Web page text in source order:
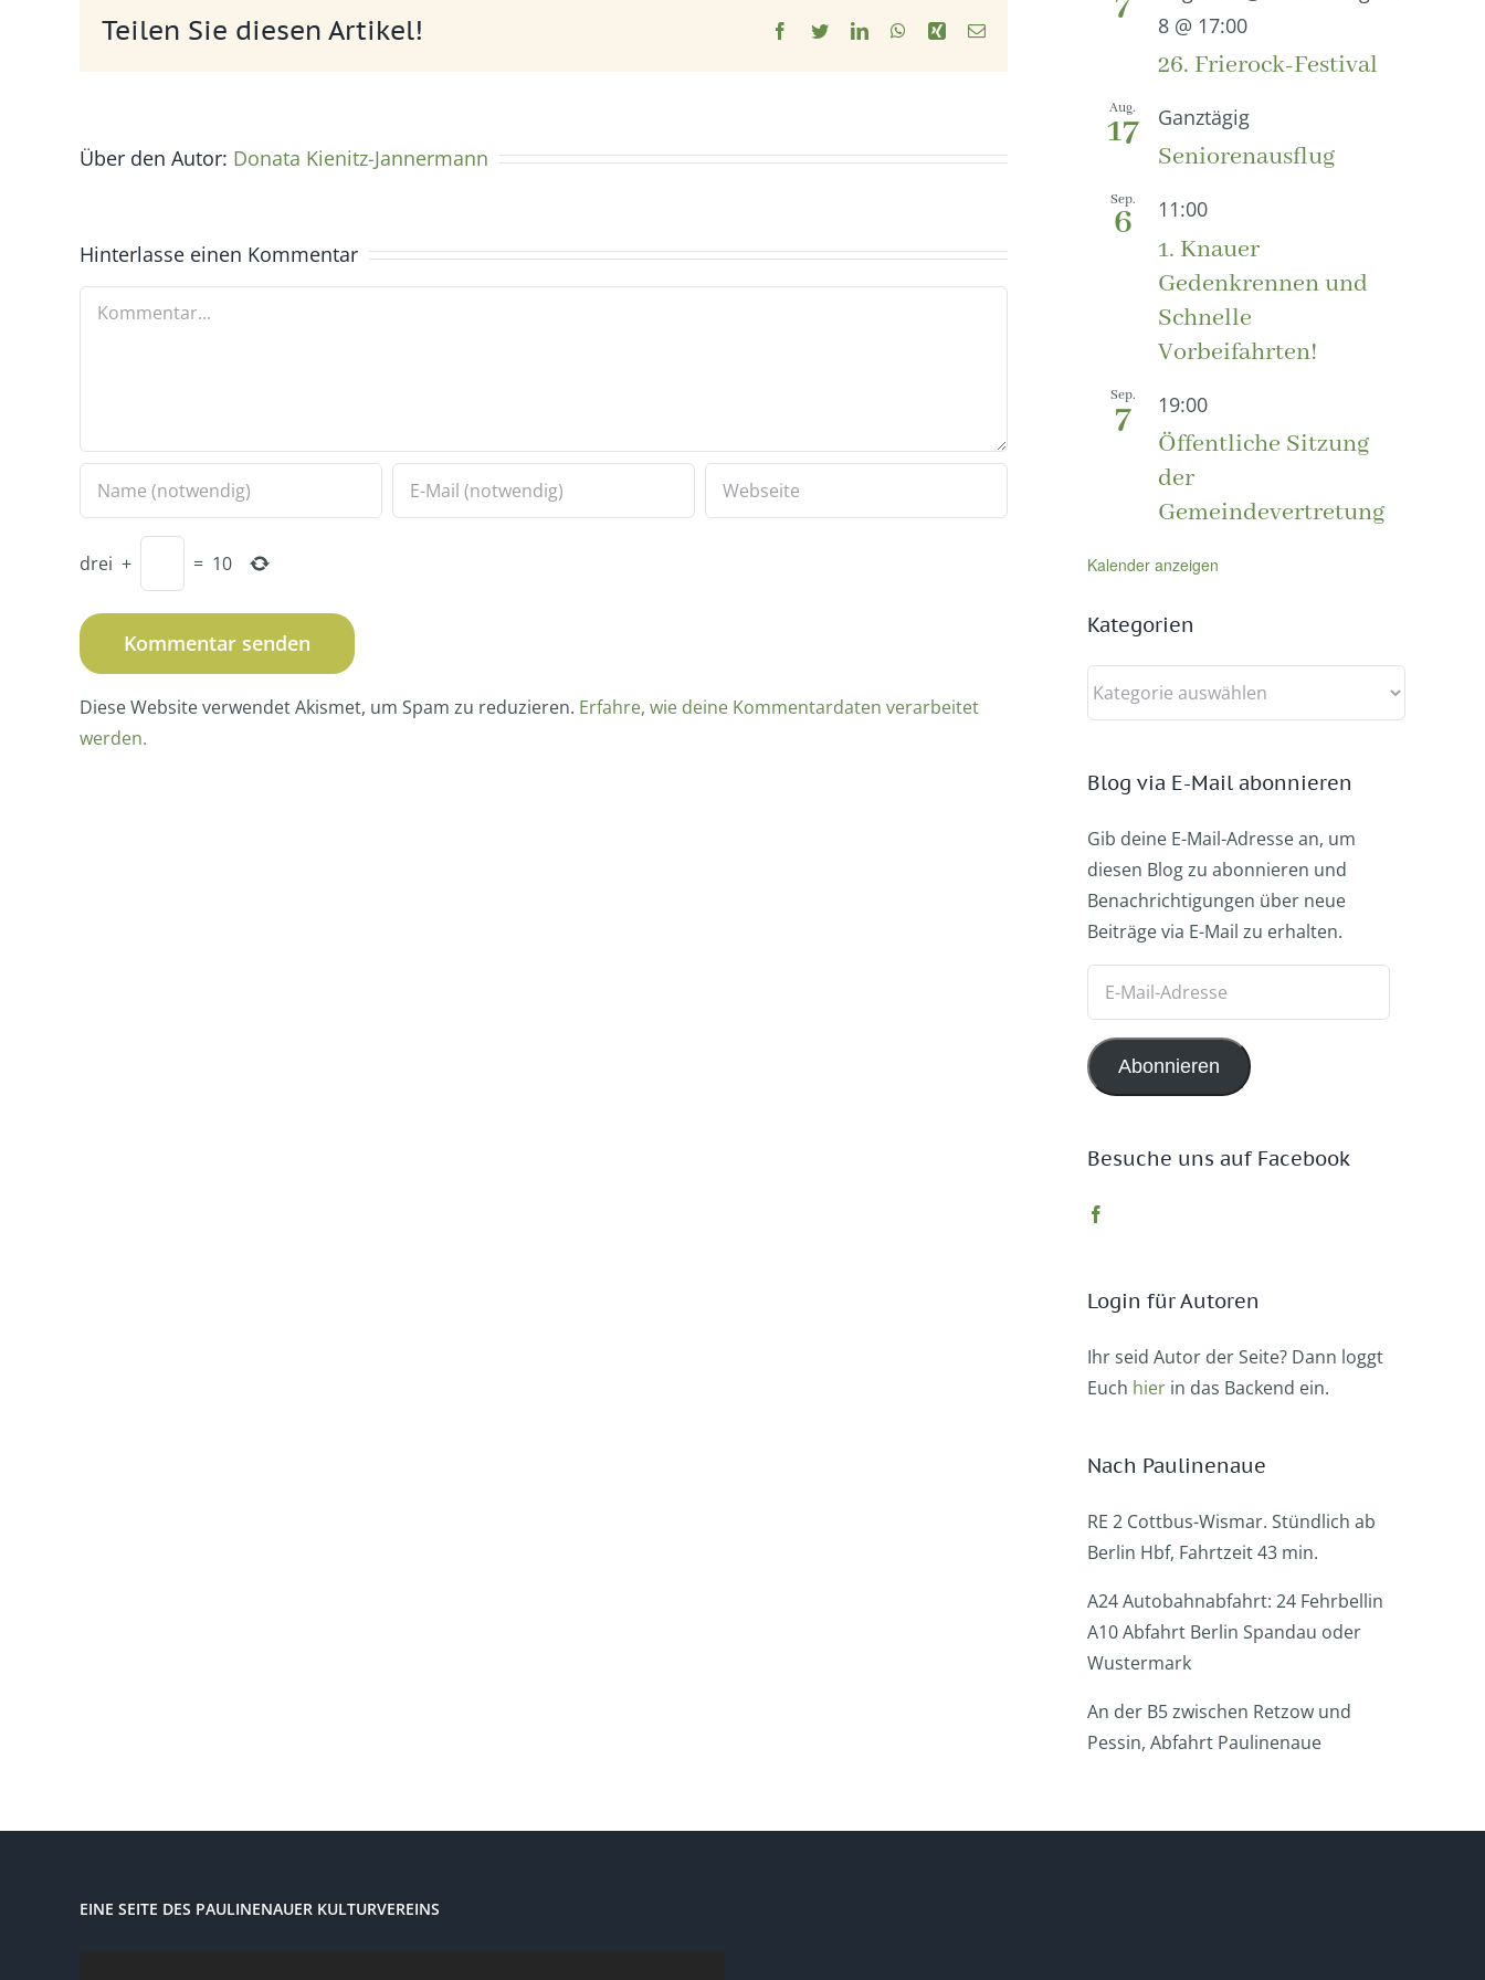
Teilen Sie diesen Artikel! Facebook
TwitterLinkedInWhatsApp
Xing E-
Über den Autor: Donata Kienitz-Jannermann
Hinterlasse einen Kommentar
Kommentar
drei + = 10
Diese Website verwendet Akismet, um Spam zu reduzieren. Erfahre, wie deine Kommentardaten verarbeitet
werden.
8 @ 17:00
26. Frierock-Festival
Aug.
17 Ganztägig
Seniorenausflug
Sep.
6 11:00
1. Knauer
Gedenkrennen und
Schnelle
Vorbeifahrten!
Sep.
7 19:00
Öffentliche Sitzung
der
Gemeindevertretung
Kalender anzeigen
Kategorien
Kategorien
Blog via E-Mail abonnieren
Gib deine E-Mail-Adresse an, um
diesen Blog zu abonnieren und
Benachrichtigungen über neue
Beiträge via E-Mail zu erhalten.
Adresse
Abonnieren
Besuche uns auf Facebook
Login für Autoren
Ihr seid Autor der Seite? Dann loggt
Euch hier in das Backend ein.
Nach Paulinenaue
RE 2 Cottbus-Wismar. Stündlich ab
Berlin Hbf, Fahrtzeit 43 min.
A24 Autobahnabfahrt: 24 Fehrbellin
A10 Abfahrt Berlin Spandau oder
Wustermark
An der B5 zwischen Retzow und
Pessin, Abfahrt Paulinenaue
EINE SEITE DES PAULINENAUER KULTURVEREINS